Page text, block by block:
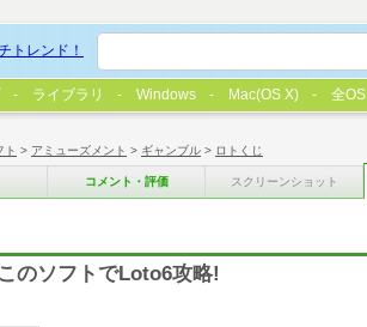
ト > アミューズメント > ギャンブル > ロトくじ
コメント・評価 スクリーンショット
のソフトでLoto6攻略!
トレンド！
ライブラリ Windows Mac(OS X) 全OS